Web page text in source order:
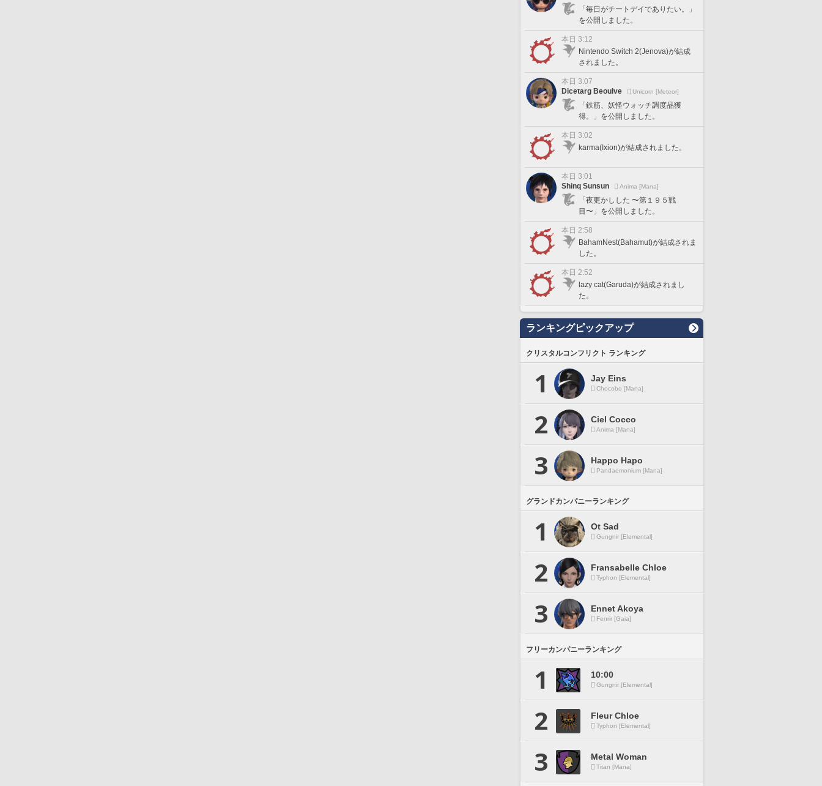
「毎日がチートデイでありたい。」
を公開しました。
本日 3:12
Nintendo Switch 2(Jenova)が結成
されました。
本日 3:07
Dicetarg Beoulve
Unicorn [Meteor]
「鉄筋、妖怪ウォッチ調度品獲
得。」を公開しました。
本日 3:02
karma(Ixion)が結成されました。
本日 3:01
Shinq Sunsun
Anima [Mana]
「夜更かしした 〜第１９５戦
目〜」を公開しました。
本日 2:58
BahamNest(Bahamut)が結成されま
した。
本日 2:52
lazy cat(Garuda)が結成されまし
た。
ランキングピックアップ
クリスタルコンフリクト ランキング
1 Jay Eins
Chocobo [Mana]
2 Ciel Cocco
Anima [Mana]
3 Happo Hapo
Pandaemonium [Mana]
グランドカンパニーランキング
1 Ot Sad
Gungnir [Elemental]
2 Fransabelle Chloe
Typhon [Elemental]
3 Ennet Akoya
Fenrir [Gaia]
フリーカンパニーランキング
1 10:00
Gungnir [Elemental]
2 Fleur Chloe
Typhon [Elemental]
3 Metal Woman
Titan [Mana]